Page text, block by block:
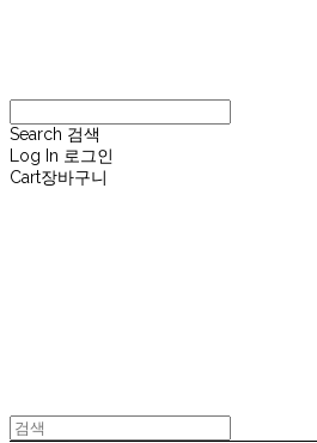
Search 검색
Log In 로그인
Cart장바구니